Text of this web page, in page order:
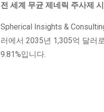
전 세계 무균 제네릭 주사제
Spherical Insights &
러에서 2035년 1,305억 달러
9.81%입니다.